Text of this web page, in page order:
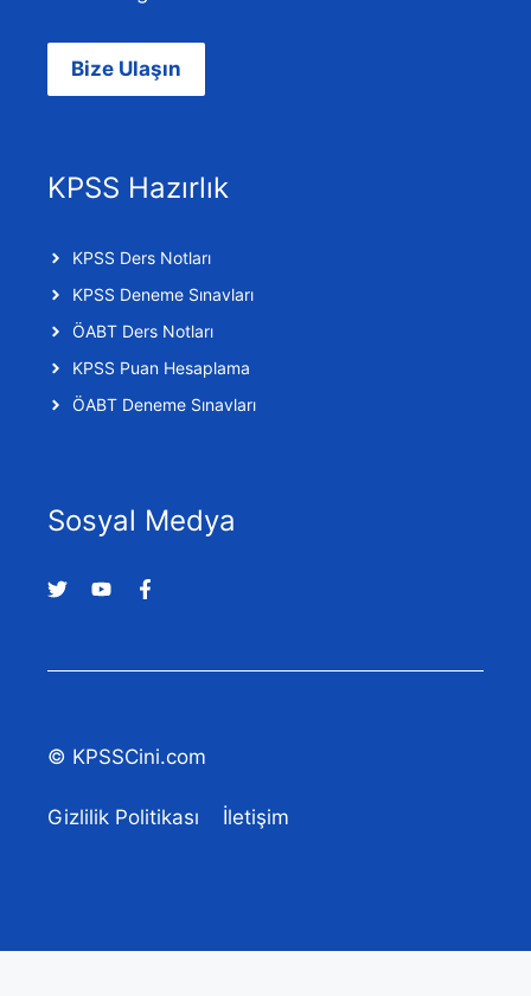
Bize Ulaşın
KPSS Hazırlık
KPSS Ders Notları
KPSS Deneme Sınavları
ÖABT Ders Notları
KPSS Puan Hesaplama
ÖABT Deneme Sınavları
Sosyal Medya
© KPSSCini.com
Gizlilik Politikası İletişim